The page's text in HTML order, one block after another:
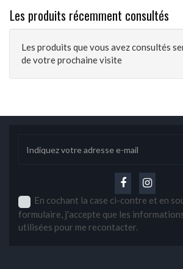
Les produits récemment consultés
Les produits que vous avez consultés
de votre prochaine visite
En cochant la case ci-contre et en
formulaire, j'accepte que les
utilisées pour me recontacter.